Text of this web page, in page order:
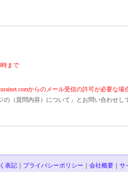
まで
からのメール受信の許可が必要な場
の（質問内容）について」とお問い合わせし
表記 ｜ プライバシーポリシー ｜ 会社概要 ｜ サ